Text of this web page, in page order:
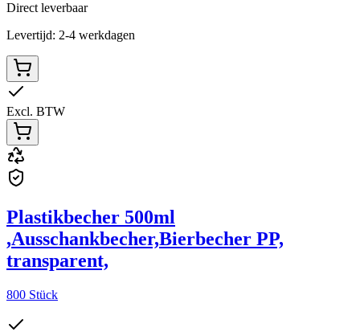
Direct leverbaar
Levertijd: 2-4 werkdagen
Excl. BTW
Plastikbecher 500ml
,Ausschankbecher,Bierbecher PP,
transparent,
800 Stück